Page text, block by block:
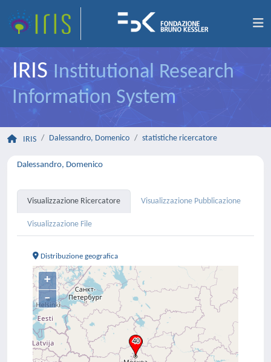
IRIS Institutional Research
Information System
IRIS Dalessandro, Domenico statistiche ricercatore
Dalessandro, Domenico
Visualizzazione Ricercatore Visualizzazione Pubblicazione
Visualizzazione File
Distribuzione geografica
+
–